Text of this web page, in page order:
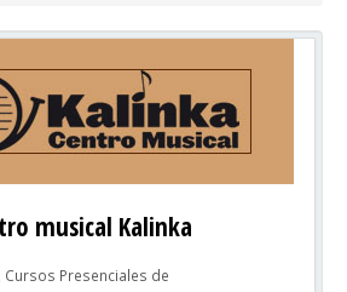
musical Kalinka
Cursos Presenciales de